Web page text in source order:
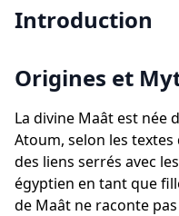
Introduction
Origines et
La divine Maât est née
Atoum, selon les
des liens serrés avec
égyptien en tant que
de Maât ne raconte